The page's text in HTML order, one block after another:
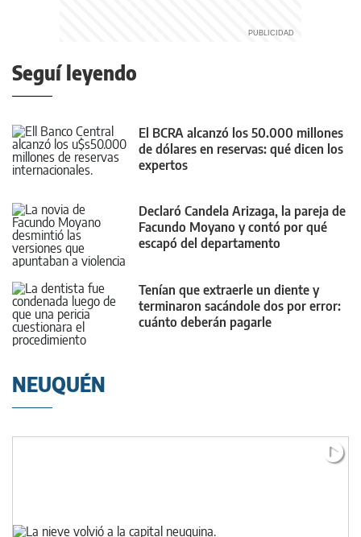
Seguí leyendo
El BCRA alcanzó los 50.000 millones
de dólares en reservas: qué dicen los
expertos
Declaró Candela Arizaga, la pareja de
Facundo Moyano y contó por qué
escapó del departamento
Tenían que extraerle un diente y
terminaron sacándole dos por error:
cuánto deberán pagarle
NEUQUÉN